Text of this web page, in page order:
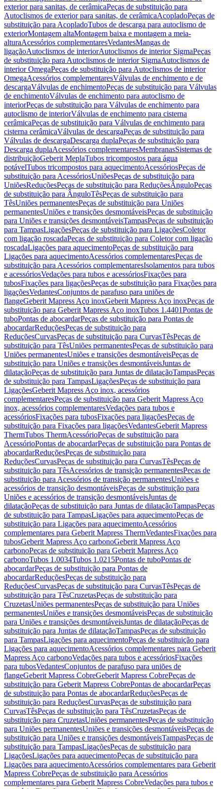
exterior para sanitas, de cerâmicaPeças de substituição para
Autoclismos de exterior para sanitas, de cerâmicaAcopladoPeças de
substituição para AcopladoTubos de descarga para autoclismo de
exteriorMontagem altaMontagem baixa e montagem a meia-
alturaAcessórios complementaresVedantesMangas de
ligaçãoAutoclismos de interiorAutoclismos de interior SigmaPeças
de substituição para Autoclismos de interior SigmaAutoclismos de
interior OmegaPeças de substituição para Autoclismos de interior
OmegaAcessórios complementaresVálvulas de enchimento e de
descargaVálvulas de enchimentoPeças de substituição para Válvulas
de enchimentoVálvulas de enchimento para autoclismo de
interiorPeças de substituição para Válvulas de enchimento para
autoclismo de interiorVálvulas de enchimento para cisterna
cerâmicaPeças de substituição para Válvulas de enchimento para
cisterna cerâmicaVálvulas de descargaPeças de substituição para
Válvulas de descargaDescarga duplaPeças de substituição para
Descarga duplaAcessórios complementaresMembranasSistemas de
distribuiçãoGeberit MeplaTubos tricompostos para água
potávelTubos tricompostos para aquecimentoAcessóriosPeças de
substituição para AcessóriosUniõesPeças de substituição para
UniõesReduçõesPeças de substituição para ReduçõesÂnguloPeças
de substituição para ÂnguloTêsPeças de substituição para
TêsUniões permanentesPeças de substituição para Uniões
permanentesUniões e transições desmontáveisPeças de substituição
para Uniões e transições desmontáveisTampasPeças de substituição
para TampasLigaçõesPeças de substituição para LigaçõesColetor
com ligação roscadaPeças de substituição para Coletor com ligação
roscadaLigações para aquecimentoPeças de substituição para
Ligações para aquecimentoAcessórios complementaresPeças de
substituição para Acessórios complementaresIsolamentos para tubos
e acessóriosVedações para tubos e acessóriosFixações para
tubosFixações para ligaçõesPeças de substituição para Fixações para
ligaçõesVedantesConjuntos de parafuso para uniões de
flangeGeberit Mapress Aço inoxGeberit Mapress Aço inoxPeças de
substituição para Geberit Mapress Aço inoxTubos 1.4401Pontas de
tuboPontas de abocardarPeças de substituição para Pontas de
abocardarReduçõesPeças de substituição para
ReduçõesCurvasPeças de substituição para CurvasTêsPeças de
substituição para TêsUniões permanentesPeças de substituição para
Uniões permanentesUniões e transições desmontáveisPeças de
substituição para Uniões e transições desmontáveisJuntas de
dilataçãoPeças de substituição para Juntas de dilataçãoTampasPeças
de substituição para TampasLigaçõesPeças de substituição para
LigaçõesGeberit Mapress Aço inox, acessórios
complementaresPeças de substituição para Geberit Mapress Aço
inox, acessórios complementaresVedações para tubos e
acessóriosFixações para tubosFixações para ligaçõesPeças de
substituição para Fixações para ligaçõesVedantesGeberit Mapress
ThermTubos ThermAcessórioPeças de substituição para
AcessórioPontas de abocardarPeças de substituição para Pontas de
abocardarReduçõesPeças de substituição para
ReduçõesCurvasPeças de substituição para CurvasTêsPeças de
substituição para TêsAcessórios de transição permanentesPeças de
substituição para Acessórios de transição permanentesUniões e
acessórios de transição desmontáveisPeças de substituição para
Uniões e acessórios de transição desmontáveisJuntas de
dilataçãoPeças de substituição para Juntas de dilataçãoTampasPeças
de substituição para TampasLigações para aquecimentoPeças de
substituição para Ligações para aquecimentoAcessórios
complementares para Geberit Mapress ThermVedantesFixações para
tubosGeberit Mapress Aço carbonoGeberit Mapress Aço
carbonoPeças de substituição para Geberit Mapress Aço
carbonoTubos 1.0034Tubos 1.0215Pontas de tuboPontas de
abocardarPeças de substituição para Pontas de
abocardarReduçõesPeças de substituição para
ReduçõesCurvasPeças de substituição para CurvasTêsPeças de
substituição para TêsCruzetasPeças de substituição para
CruzetasUniões permanentesPeças de substituição para Uniões
permanentesUniões e transições desmontáveisPeças de substituição
para Uniões e transições desmontáveisJuntas de dilataçãoPeças de
substituição para Juntas de dilataçãoTampasPeças de substituição
para TampasLigações para aquecimentoPeças de substituição para
Ligações para aquecimentoAcessórios complementares para Geberit
Mapress Aço carbonoVedações para tubos e acessóriosFixações
para tubosVedantesConjuntos de parafuso para uniões de
flangeGeberit Mapress CobreGeberit Mapress CobrePeças de
substituição para Geberit Mapress CobrePontas de abocardarPeças
de substituição para Pontas de abocardarReduçõesPeças de
substituição para ReduçõesCurvasPeças de substituição para
CurvasTêsPeças de substituição para TêsCruzetasPeças de
substituição para CruzetasUniões permanentesPeças de substituição
para Uniões permanentesUniões e transições desmontáveisPeças de
substituição para Uniões e transições desmontáveisTampasPeças de
substituição para TampasLigaçõesPeças de substituição para
LigaçõesLigações para aquecimentoPeças de substituição para
Ligações para aquecimentoAcessórios complementares para Geberit
Mapress CobrePeças de substituição para Acessórios
complementares para Geberit Mapress CobreVedações para tubos e